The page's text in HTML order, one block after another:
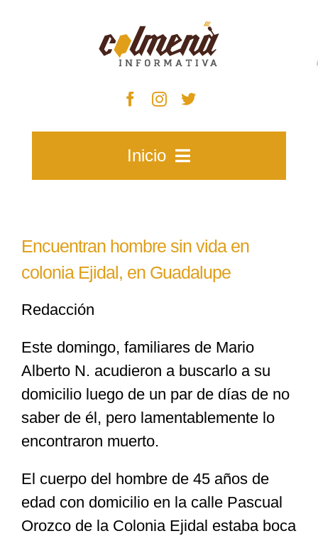
Inicio
Zacatecas
Especiales
Nacional
Cultura
Encuentran hombre sin vida en
colonia Ejidal, en Guadalupe
Redacción
Este domingo, familiares de Mario
Alberto N. acudieron a buscarlo a su
domicilio luego de un par de días de no
saber de él, pero lamentablemente lo
encontraron muerto.
El cuerpo del hombre de 45 años de
edad con domicilio en la calle Pascual
Orozco de la Colonia Ejidal estaba boca